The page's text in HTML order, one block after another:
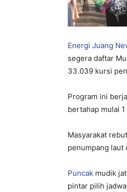
Energi Juang
segera daftar
33.039 kursi
Program ini
bertahap mulai
Masyarakat
penumpang laut
Puncak mudik
pintar pilih